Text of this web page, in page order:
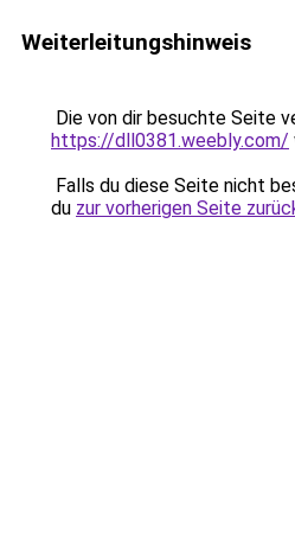
Weiterleitungshinweis
Die von dir besuchte Seite
https://dll0381.weebly.com/
Falls du diese Seite nicht
du zur vorherigen Seite